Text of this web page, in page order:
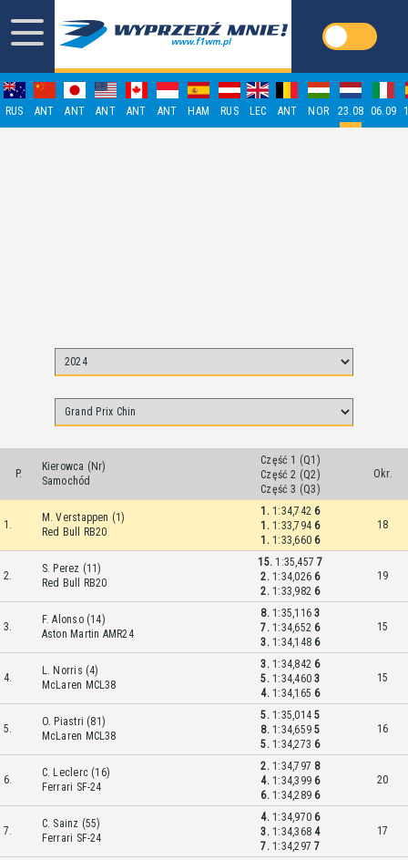
RUS ANT ANT ANT ANT ANT HAM RUS LEC ANT NOR 23.08 06.09
P.
Kierowca (Nr)
Samochód
Część 1 (Q1)
Część 2 (Q2)
Część 3 (Q3)
Okr.
1.
M. Verstappen (1)
Red Bull RB20
1. 1:34,742 6
1. 1:33,794 6
1. 1:33,660 6
18
2.
S. Perez (11)
Red Bull RB20
15. 1:35,4577
2. 1:34,026 6
2. 1:33,982 6
19
3.
F. Alonso (14)
Aston Martin AMR24
8. 1:35,1163
7. 1:34,652 6
3. 1:34,148 6
15
4.
L. Norris (4)
McLaren MCL38
3. 1:34,842 6
5. 1:34,4603
4. 1:34,165 6
15
5.
O. Piastri (81)
McLaren MCL38
5. 1:35,0145
8. 1:34,6595
5. 1:34,273 6
16
6.
C. Leclerc (16)
Ferrari SF-24
2. 1:34,797 8
4. 1:34,399 6
6. 1:34,289 6
20
7.
C. Sainz (55)
Ferrari SF-24
4. 1:34,970 6
3. 1:34,368 4
7. 1:34,2977
17